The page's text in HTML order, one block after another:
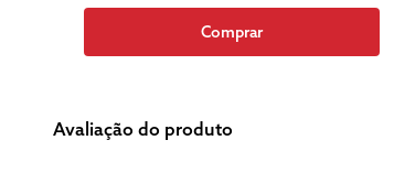
Comprar
Avaliação do produto